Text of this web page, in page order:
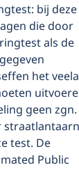
bij deze
die door
als de
het
geen zgn.
test. De
Public